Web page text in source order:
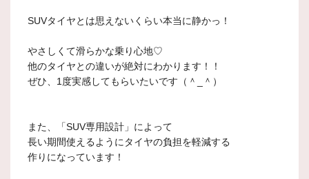
SUVタイヤとは思えないくらい本当に静かっ！
やさしくて滑らかな乗り心地♡
他のタイヤとの違いが絶対にわかります！！
ぜひ、1度実感してもらいたいです（＾_＾）
また、「SUV専用設計」によって
長い期間使えるようにタイヤの負担を軽減する
作りになっています！